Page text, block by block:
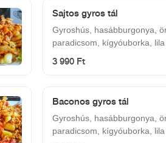
Sajtos gyros tál
Gyroshús, hasábburgonya,
paradicsom, kígyóuborka, lila
3 990 Ft
Baconos gyros tál
Gyroshús, hasábburgonya,
paradicsom, kígyóuborka, lila